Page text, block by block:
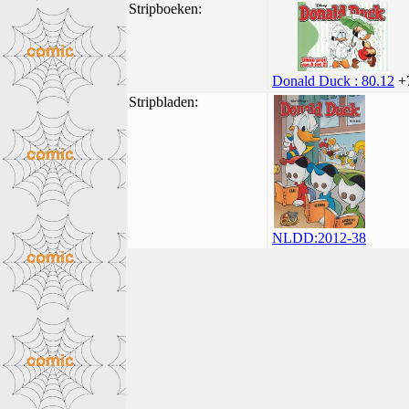
Stripboeken:
Donald Duck : 80.12
Stripbladen:
NLDD:2012-38